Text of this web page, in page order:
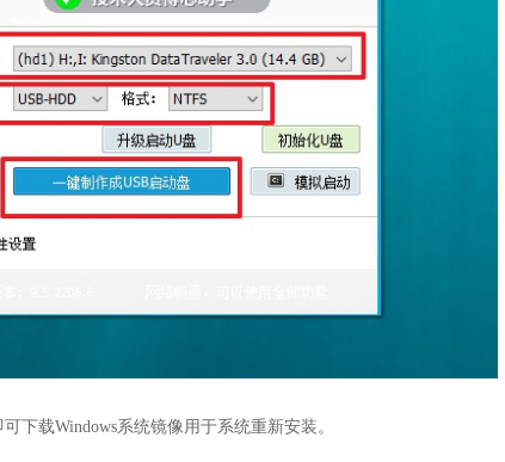
下载Windows系统镜像用于系统重新安装。